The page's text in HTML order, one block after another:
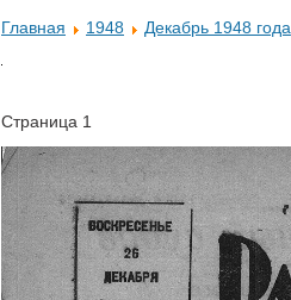
Главная 1948 Декабрь 1948 года
Страница 1